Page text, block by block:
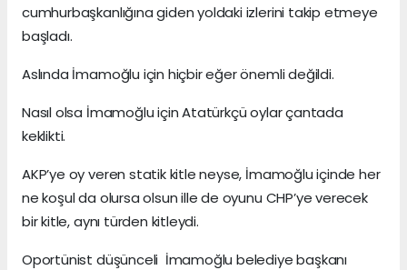
cumhurbaşkanlığına giden yoldaki izlerini takip etmeye
başladı.
Aslında İmamoğlu için hiçbir eğer önemli değildi.
Nasıl olsa İmamoğlu için Atatürkçü oylar çantada
keklikti.
AKP’ye oy veren statik kitle neyse, İmamoğlu içinde her
ne koşul da olursa olsun ille de oyunu CHP’ye verecek
bir kitle, aynı türden kitleydi.
Oportünist düşünceli İmamoğlu belediye başkanı